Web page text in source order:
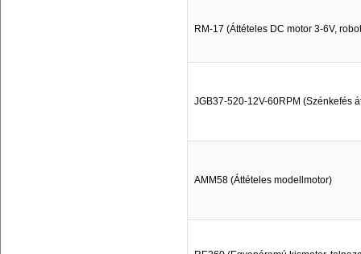
RM-17 (Áttételes DC motor 3-6V,
JGB37-520-12V-60RPM (Szénkefés
AMM58 (Áttételes modellmotor)